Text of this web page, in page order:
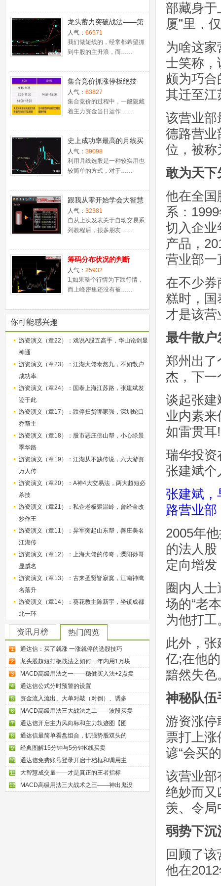
龙头蓄力突破战法——第
一时间介入牛股主升浪捕
捉涨停板的技巧（图解）
人气： 66571
我们做短线的，经常都希望抓
到牛股的主升浪，而……
集合竞价抓涨停板绝技
（附公式源码）
人气： 63827
集合竞价的过程中，一般隐藏
着主力资金当日运作……
史上成功率最高的月线买
入法，精准高效筛选暴涨
牛股，堪称选股法宝！
人气： 39098
利用月线选股是一种较实用也
较简单的方式，对于……
跟我从零开始学会大智慧
股票池自动交易
人气： 32381
自从上次发表关于自动交易系
列教程后，很多朋友……
筹码分布状况的判断
人气： 25932
1,如果整个行情为下跌行情，
而上峰密集还没有被……
你可能感兴趣
游资演义（章22）：戏说A股五高手，华山论剑显
神通
游资演义（章23）：江湖大佬泰然九，不如散户
成功率
游资演义（章24）：国泰上海江苏路，张建斌发
迹于此
游资演义（章17）：跌停扫货哪家强，深圳蛇口
乔帮主
游资演义（章18）：股市恶庄佛山帮，小心绿景
季华路
游资演义（章19）：江湖从不缺传说，六大游资
万人传
游资演义（章20）：A神4大交易法，两大超短必
杀技
游资演义（章21）：私企老板聚温岭，曾经金改
炒作王
游资演义（章11）：异军突起山东帮，善庄美名
江湖传
游资演义（章12）：上海大佬的传奇，溧阳孙哥
显威名
游资演义（章13）：古来圣贤皆寂寞，江南神鹰
名落升
游资演义（章14）：葵花教主陈新宇，坐镇成都
北一环
资讯月榜 热门阅览
1 通达信：买了就涨 一涨就停的选股技巧
2 龙头股超短打板战法之如何一年内用1万块
3 MACD高级用法之一——稳健买入法+2点卖
4 通达信公式分时预警的设置
5 资金流入流出、大单对敲（对倒）、诱多
6 MACD高级用法三大战法之二——波段买卖
7 通达信开启主力风向标和主力轨迹图【图
8 通达信最简单看盘组合，抓强势股双头的
9 经典图解15分钟与5分钟K线买卖
10 通达信免费账号登录开启十档框和调用主
11 大智慧成交量——才是真正的王者指标
12 MACD高级用法三大战术之三——神出鬼没
部藏身于
厦”里，
为啥这
士笑称，
颇为巧
其迁至江
该营业部
德路营业
位，被称
敢为天下
他在全国
系：
切入企业
产品，
营业部一
在不少券
糕时，国
才是该营
最牛散户
郑州出
杰，下一
谈起张建
业内素
如雷贯耳!
瑞华投资
张建斌个
张建斌，
路营业
2005年
的法人
定向增
圈内人
场的“老
为他打工
此外，
亿;在他
黯然失色
神秘队伍
游资涨停
票打上
谚“会买
该营业部
绝妙而又
羡、令
弱势下沉
回顾了
他在